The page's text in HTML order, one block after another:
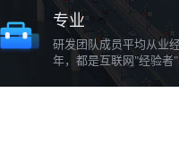
专业
研发团队成员平均从业
年，都是互联网"经验者"